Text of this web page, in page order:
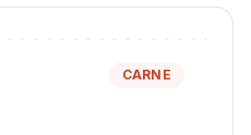
CARNE